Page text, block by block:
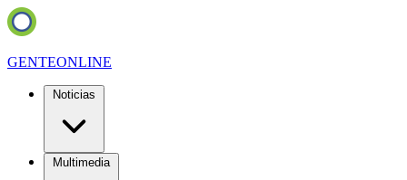
GENTEONLINE
Noticias
Multimedia